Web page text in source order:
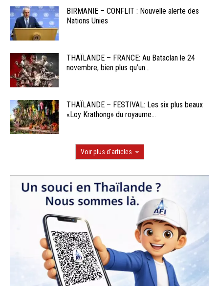
BIRMANIE – CONFLIT : Nouvelle alerte des
Nations Unies
THAÏLANDE – FRANCE: Au Bataclan le 24
novembre, bien plus qu’un...
THAÏLANDE – FESTIVAL: Les six plus beaux
«Loy Krathong» du royaume...
Voir plus d'articles